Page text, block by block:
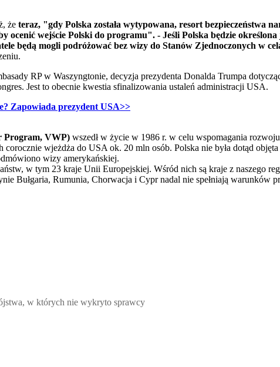
że teraz, "gdy Polska została wytypowana, resort bezpieczeństwa
ocenić wejście Polski do programu". - Jeśli Polska będzie
będą mogli podróżować bez wizy do Stanów Zjednoczonych w
RP w Waszyngtonie, decyzja prezydenta Donalda Trumpa
Jest to obecnie kwestia sfinalizowania ustaleń administracji USA.
Zapowiada prezydent USA>>
Program, VWP) wszedł w życie w 1986 r. w celu wspomagania
wjeżdża do USA ok. 20 mln osób. Polska nie była dotąd
wizy amerykańskiej.
w tym 23 kraje Unii Europejskiej. Wśród nich są kraje z naszego
Bułgaria, Rumunia, Chorwacja i Cypr nadal nie spełniają warunków
których nie wykryto sprawcy, Michał Gabriel-Węglowski, Paweł
w których nie wykryto sprawcy